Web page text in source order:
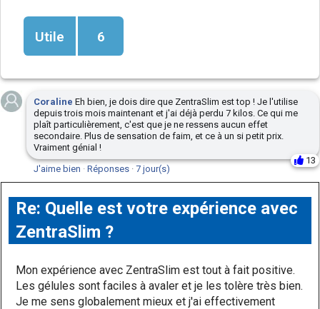
Utile 6
Coraline Eh bien, je dois dire que ZentraSlim est top ! Je l'utilise
depuis trois mois maintenant et j'ai déjà perdu 7 kilos. Ce qui me
plaît particulièrement, c'est que je ne ressens aucun effet
secondaire. Plus de sensation de faim, et ce à un si petit prix.
Vraiment génial !
13
J'aime bien · Réponses · 7 jour(s)
Re: Quelle est votre expérience avec
ZentraSlim ?
Mon expérience avec ZentraSlim est tout à fait positive.
Les gélules sont faciles à avaler et je les tolère très bien.
Je me sens globalement mieux et j'ai effectivement